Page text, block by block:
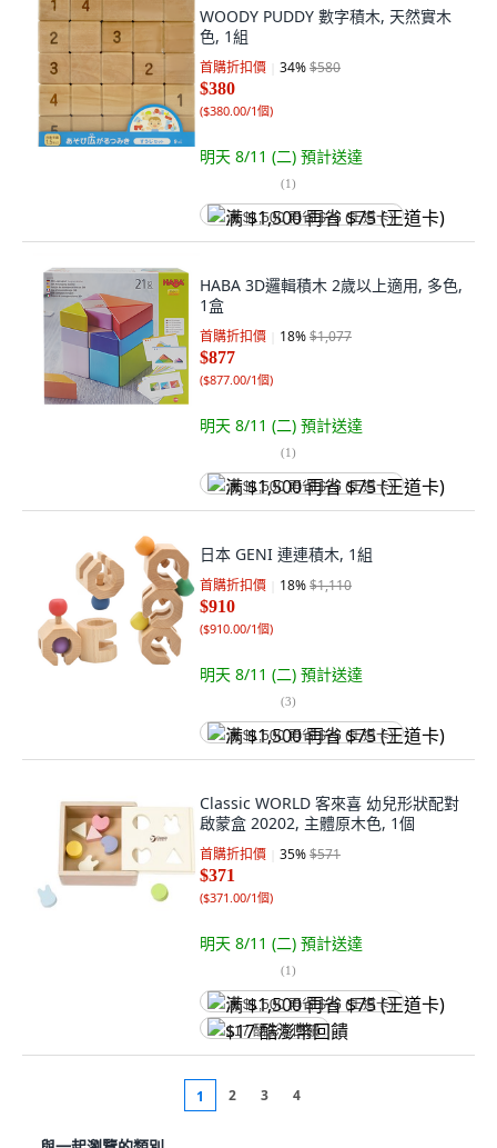
WOODY PUDDY 數字積木, 天然實木
色, 1組
首購折扣價 34%$580
$380
($380.00/1個)
明天 8/11 (二) 預計送達
(1)
满 $1,500 再省 $75 (王道卡)
HABA 3D邏輯積木 2歲以上適用, 多色,
1盒
首購折扣價 18%$1,077
$877
($877.00/1個)
明天 8/11 (二) 預計送達
(1)
满 $1,500 再省 $75 (王道卡)
日本 GENI 連連積木, 1組
首購折扣價 18%$1,110
$910
($910.00/1個)
明天 8/11 (二) 預計送達
(3)
满 $1,500 再省 $75 (王道卡)
Classic WORLD 客來喜 幼兒形狀配對
啟蒙盒 20202, 主體原木色, 1個
首購折扣價 35%$571
$371
($371.00/1個)
明天 8/11 (二) 預計送達
(1)
满 $1,500 再省 $75 (王道卡)
$17 酷澎幣回饋
1 2 3 4